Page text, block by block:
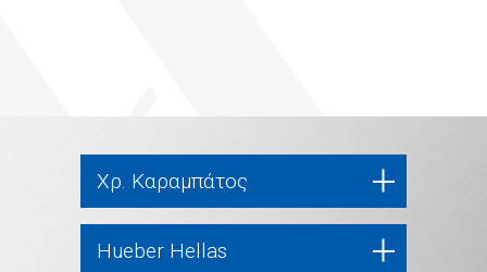
Χρ. Καραμπάτος
Hueber Hellas